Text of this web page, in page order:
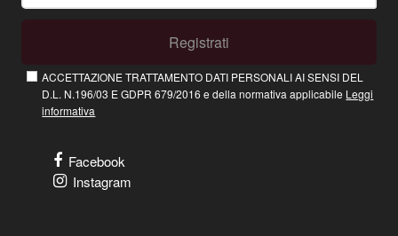
Registrati
ACCETTAZIONE TRATTAMENTO DATI PERSONALI AI SENSI DEL
D.L. N.196/03 E GDPR 679/2016 e della normativa applicabile Leggi
informativa
Facebook
Instagram